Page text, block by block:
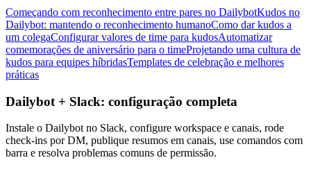
Começando com reconhecimento entre pares no DailybotKudos no
Dailybot: mantendo o reconhecimento humanoComo dar kudos a
um colegaConfigurar valores de time para kudosAutomatizar
comemorações de aniversário para o timeProjetando uma cultura de
kudos para equipes híbridasTemplates de celebração e melhores
práticas
Dailybot + Slack: configuração completa
Instale o Dailybot no Slack, configure workspace e canais, rode
check-ins por DM, publique resumos em canais, use comandos com
barra e resolva problemas comuns de permissão.